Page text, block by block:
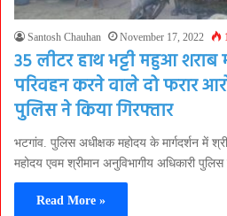
Santosh Chauhan November 17, 2022
35 लीटर हाथ भट्टी महुआ
परिवहन करने वाले दो फरार
पुलिस ने किया गिरफ्तार
भटगांव. पुलिस अधीक्षक महोदय के मार्गदर्शन में
महोदय एवम श्रीमान अनुविभागीय अधिकारी पुलिस
Read More »